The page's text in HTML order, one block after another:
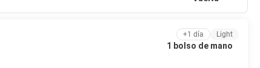
+1 día Light
1 bolso de mano